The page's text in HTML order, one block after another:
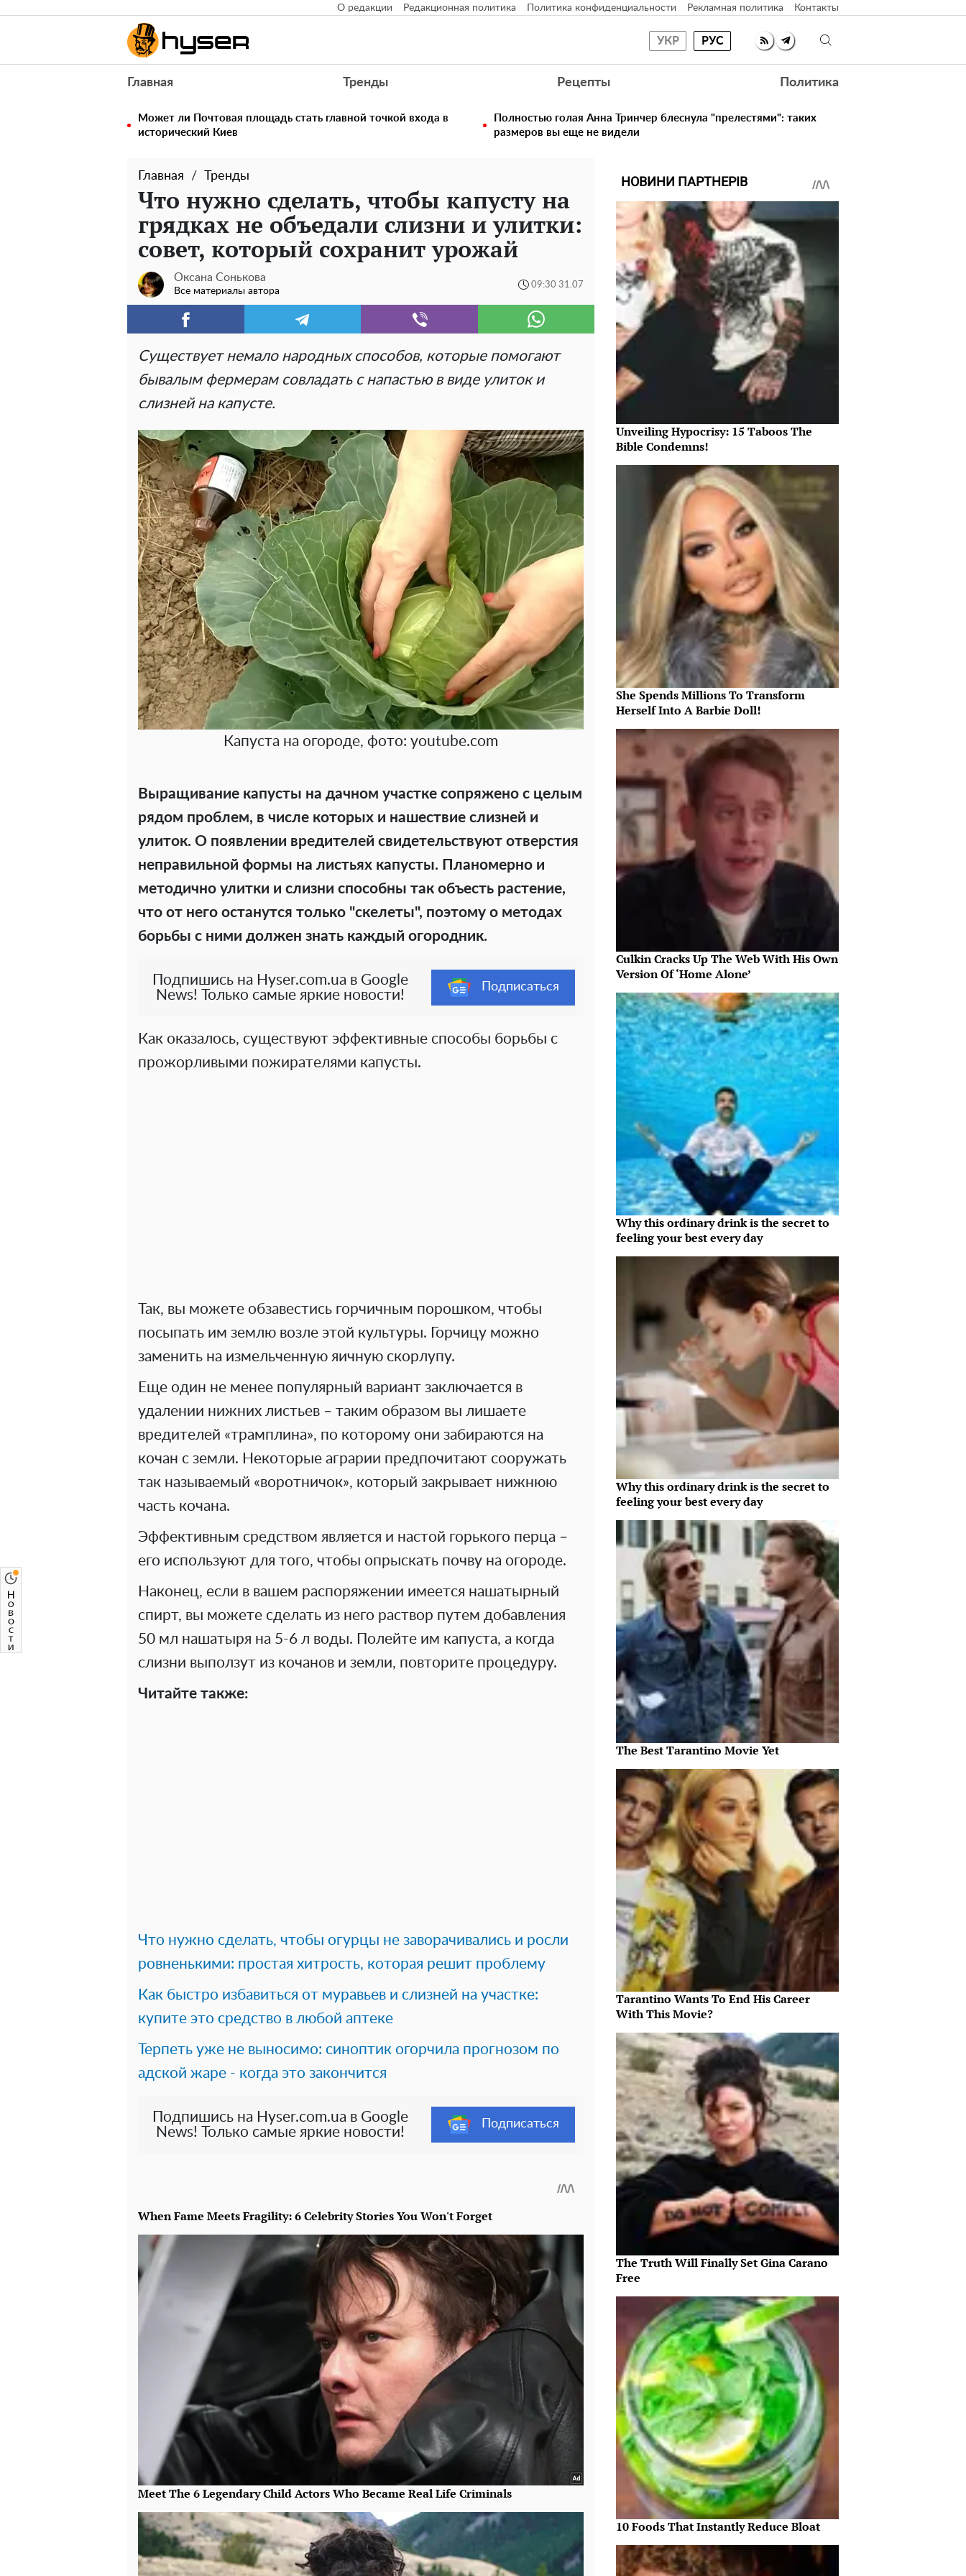
О редакции Редакционная политика Политика конфиденциальности Рекламная политика Контакты
УКР РУС
Главная Тренды Рецепты Политика
Может ли Почтовая площадь стать главной точкой входа в
исторический Киев
Полностью голая Анна Тринчер блеснула "прелестями": таких
размеров вы еще не видели
Главная Тренды
Что нужно сделать, чтобы капусту на
грядках не объедали слизни и улитки:
совет, который сохранит урожай
Оксана Сонькова
Все материалы автора
09:30 31.07
Существует немало народных способов, которые помогают
бывалым фермерам совладать с напастью в виде улиток и
слизней на капусте.
Капуста на огороде, фото: youtube.com
Выращивание капусты на дачном участке сопряжено с целым
рядом проблем, в числе которых и нашествие слизней и
улиток. О появлении вредителей свидетельствуют отверстия
неправильной формы на листьях капусты. Планомерно и
методично улитки и слизни способны так объесть растение,
что от него останутся только "скелеты", поэтому о методах
борьбы с ними должен знать каждый огородник.
Подпишись на Hyser.com.ua в Google
News! Только самые яркие новости!
Подписаться
Как оказалось, существуют эффективные способы борьбы с
прожорливыми пожирателями капусты.
Так, вы можете обзавестись горчичным порошком, чтобы
посыпать им землю возле этой культуры. Горчицу можно
заменить на измельченную яичную скорлупу.
Еще один не менее популярный вариант заключается в
удалении нижних листьев – таким образом вы лишаете
вредителей «трамплина», по которому они забираются на
кочан с земли. Некоторые аграрии предпочитают сооружать
так называемый «воротничок», который закрывает нижнюю
часть кочана.
Эффективным средством является и настой горького перца –
его используют для того, чтобы опрыскать почву на огороде.
Наконец, если в вашем распоряжении имеется нашатырный
спирт, вы можете сделать из него раствор путем добавления
50 мл нашатыря на 5-6 л воды. Полейте им капуста, а когда
слизни выползут из кочанов и земли, повторите процедуру.
Читайте также:
Что нужно сделать, чтобы огурцы не заворачивались и росли
ровненькими: простая хитрость, которая решит проблему
Как быстро избавиться от муравьев и слизней на участке:
купите это средство в любой аптеке
Терпеть уже не выносимо: синоптик огорчила прогнозом по
адской жаре - когда это закончится
Подпишись на Hyser.com.ua в Google
News! Только самые яркие новости!
Подписаться
НОВИНИ ПАРТНЕРІВ
Unveiling Hypocrisy: 15 Taboos The
Bible Condemns!
She Spends Millions To Transform
Herself Into A Barbie Doll!
Culkin Cracks Up The Web With His Own
Version Of ‘Home Alone’
Why this ordinary drink is the secret to
feeling your best every day
Why this ordinary drink is the secret to
feeling your best every day
The Best Tarantino Movie Yet
Tarantino Wants To End His Career
With This Movie?
The Truth Will Finally Set Gina Carano
Free
10 Foods That Instantly Reduce Bloat